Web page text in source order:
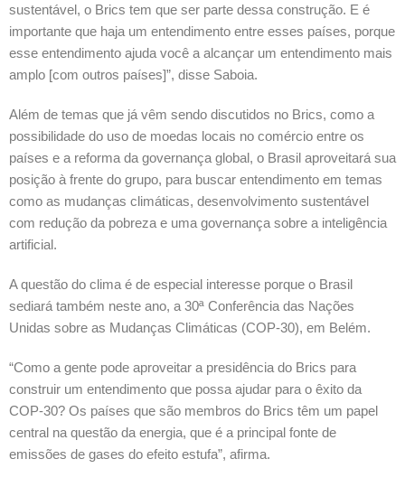
sustentável, o Brics tem que ser parte dessa construção. E é
importante que haja um entendimento entre esses países, porque
esse entendimento ajuda você a alcançar um entendimento mais
amplo [com outros países]”, disse Saboia.
Além de temas que já vêm sendo discutidos no Brics, como a
possibilidade do uso de moedas locais no comércio entre os
países e a reforma da governança global, o Brasil aproveitará sua
posição à frente do grupo, para buscar entendimento em temas
como as mudanças climáticas, desenvolvimento sustentável
com redução da pobreza e uma governança sobre a inteligência
artificial.
A questão do clima é de especial interesse porque o Brasil
sediará também neste ano, a 30ª Conferência das Nações
Unidas sobre as Mudanças Climáticas (COP-30), em Belém.
“Como a gente pode aproveitar a presidência do Brics para
construir um entendimento que possa ajudar para o êxito da
COP-30? Os países que são membros do Brics têm um papel
central na questão da energia, que é a principal fonte de
emissões de gases do efeito estufa”, afirma.